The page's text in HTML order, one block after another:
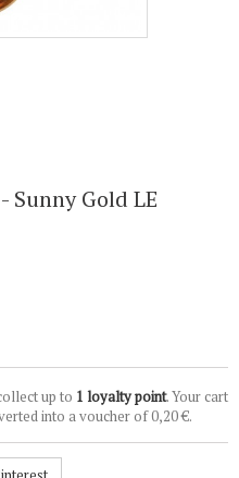
Sunny Gold LE
up to 1 loyalty point. Your cart
into a voucher of0,20 €.